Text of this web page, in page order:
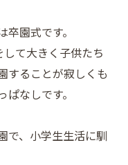
園式です。
て大きく子供たち
することが寂しくも
なしです。
で、小学生生活に馴